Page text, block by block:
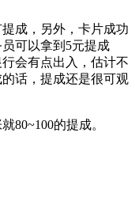
成，另外，卡片成功
可以拿到5元提成
会有点出入，估计不
话，提成还是很可观
80~100的提成。